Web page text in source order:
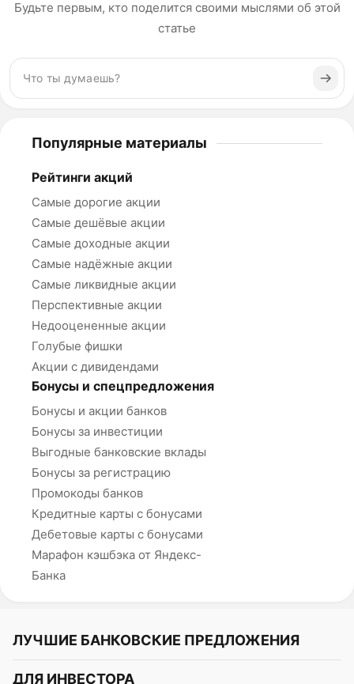
Будьте первым, кто поделится своими мыслями об этой
статье
Популярные материалы
Рейтинги акций
Самые дорогие акции
Самые дешёвые акции
Самые доходные акции
Самые надёжные акции
Самые ликвидные акции
Перспективные акции
Недооцененные акции
Голубые фишки
Акции с дивидендами
Бонусы и спецпредложения
Бонусы и акции банков
Бонусы за инвестиции
Выгодные банковские вклады
Бонусы за регистрацию
Промокоды банков
Кредитные карты с бонусами
Дебетовые карты с бонусами
Марафон кэшбэка от Яндекс-
Банка
ЛУЧШИЕ БАНКОВСКИЕ ПРЕДЛОЖЕНИЯ
Альфа-Банк
ДЛЯ ИНВЕСТОРА